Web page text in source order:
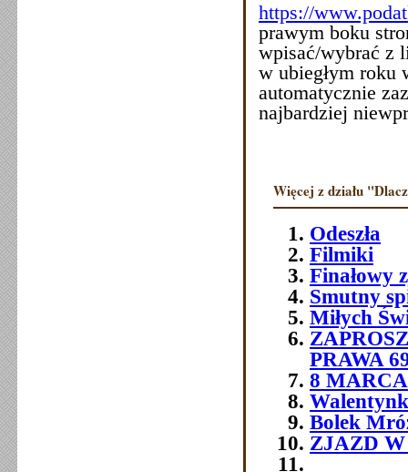
https://
prawym boku
wpisać/wybrać z
w ubiegłym roku
automatycznie
najbardziej
Więcej z działu
Odeszła
Filmiki
Finałowy
Smutny
Miłych
PRAWA
8
Bolek
ZJAZD W